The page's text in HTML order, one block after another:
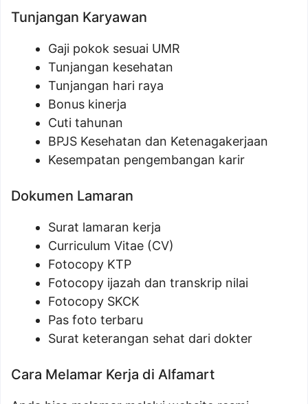
Tunjangan Karyawan
Gaji pokok sesuai UMR
Tunjangan kesehatan
Tunjangan hari raya
Bonus kinerja
Cuti tahunan
BPJS Kesehatan dan Ketenagakerjaan
Kesempatan pengembangan karir
Dokumen Lamaran
Surat lamaran kerja
Curriculum Vitae (CV)
Fotocopy KTP
Fotocopy ijazah dan transkrip nilai
Fotocopy SKCK
Pas foto terbaru
Surat keterangan sehat dari dokter
Cara Melamar Kerja di Alfamart